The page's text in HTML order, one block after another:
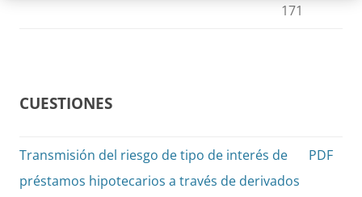
171
CUESTIONES
Transmisión del riesgo de tipo de interés de
préstamos hipotecarios a través de derivados
PDF